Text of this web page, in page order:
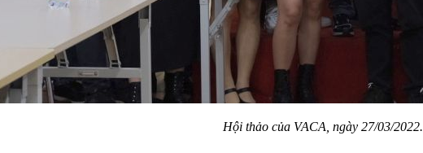
Hội thảo của VACA, ngày 27/03/2022.